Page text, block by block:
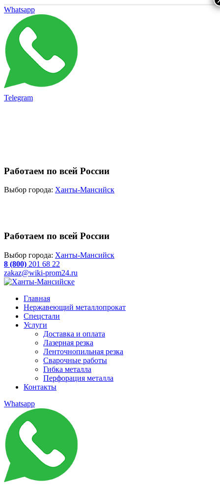
Whatsapp
Telegram
Работаем по всей России
Выбор города: Ханты-Мансийск
Работаем по всей России
Выбор города: Ханты-Мансийск
8 (800) 201 68 22
zakaz@wiki-prom24.ru
Главная
Нержавеющий металлопрокат
Спецстали
Услуги
Доставка и оплата
Лазерная резка
Ленточнопильная резка
Сварочные работы
Гибка металла
Перфорация металла
Контакты
Whatsapp